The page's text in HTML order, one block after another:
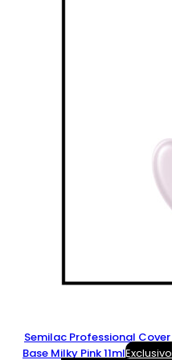
Semilac Professional Cover
Base Milky Pink 11mlExclusivo